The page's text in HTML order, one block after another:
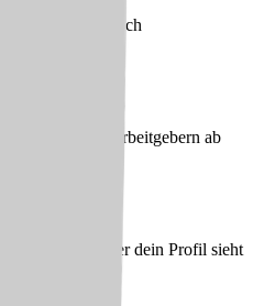
& unverbindlich
passenden Arbeitgebern ab
bei dir
entscheidest, wer dein Profil sieht